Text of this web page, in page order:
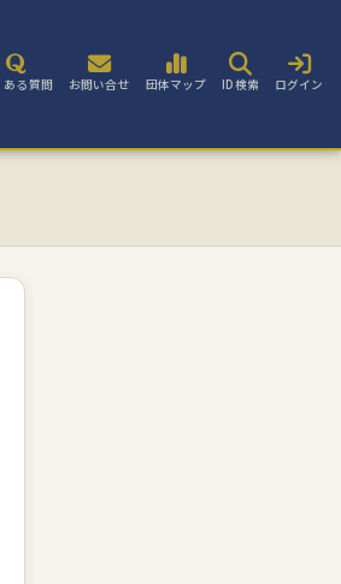
ある質問 お問い合せ 団体マップ ID検索 ログイン